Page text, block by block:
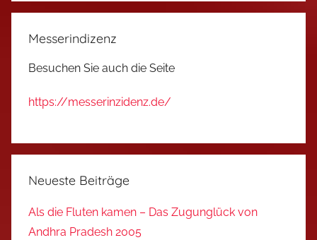
Messerindizenz
Besuchen Sie auch die Seite
https://messerinzidenz.de/
Neueste Beiträge
Als die Fluten kamen – Das Zugunglück von
Andhra Pradesh 2005